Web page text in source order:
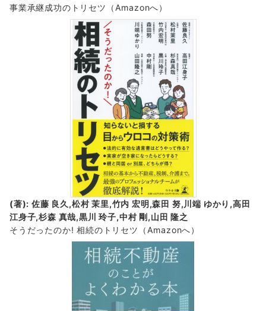
事業承継成功のトリセツ
（Amazonへ）
(著): 佐藤 良久,松村 茉里,竹内 宏明,森田 努,川端 ゆかり,高田
江身子,杉森 真哉,黒川 玲子,中村 剛,山田 隆之
そうだったのか! 相続のトリセツ
（Amazonへ）